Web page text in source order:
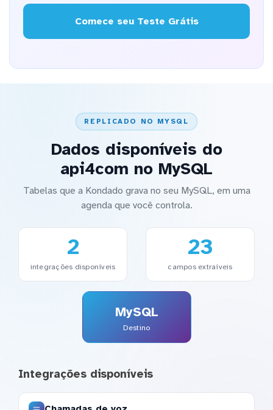
Comece seu Teste Grátis
REPLICADO NO MYSQL
Dados disponíveis do
api4com no MySQL
Tabelas que a Kondado grava no seu MySQL, em uma
agenda que você controla.
2
integrações disponíveis
23
campos extraíveis
MySQL
Destino
Integrações disponíveis